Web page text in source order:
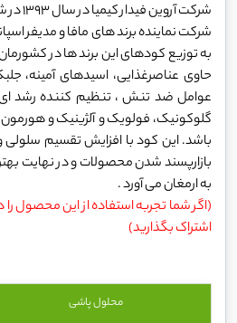
شرکت
شرکت نماینده برند های مافا و مدیفر
به توزیع کودهای این برند ها در
حاوی عناصرغذایی، اسیدهای آمینه،
عوامل ضد تنش ، تنظیم کننده رشد
گلوکونیک، فولویک و آلژینیک و
باشد. این کود با افزایش تقسیم
بازارپسند شدن محصولات و در نهایت
به ارمغان می آورد .
(اگر شما تجربه استفاده از این محصول را
اشتراک بگذارید)
محلول پاشی